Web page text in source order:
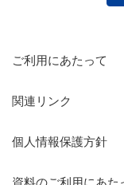
ご利用にあたって
関連リンク
個人情報保護方針
資料のご利用にあた